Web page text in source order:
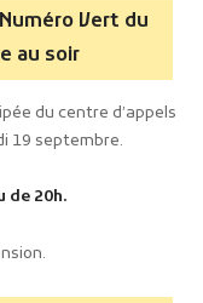
Vert du
au soir
du centre d’appels
19 septembre.
de 20h.